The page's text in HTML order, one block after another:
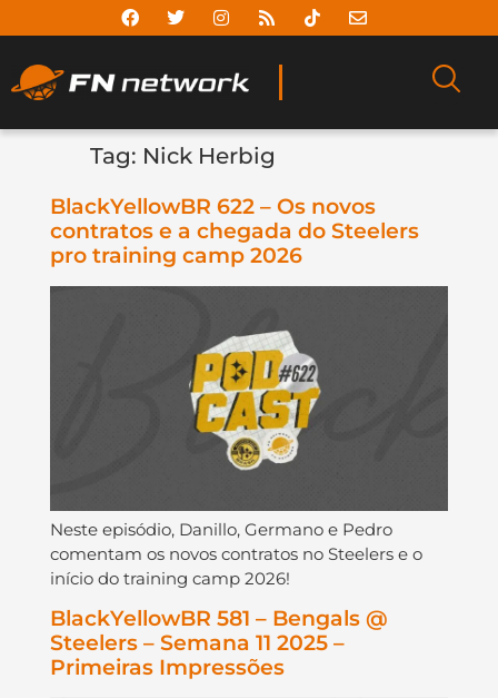
Tag: Nick Herbig
BlackYellowBR 622 – Os novos
contratos e a chegada do Steelers
pro training camp 2026
Neste episódio, Danillo, Germano e Pedro
comentam os novos contratos no Steelers e o
início do training camp 2026!
BlackYellowBR 581 – Bengals @
Steelers – Semana 11 2025 –
Primeiras Impressões